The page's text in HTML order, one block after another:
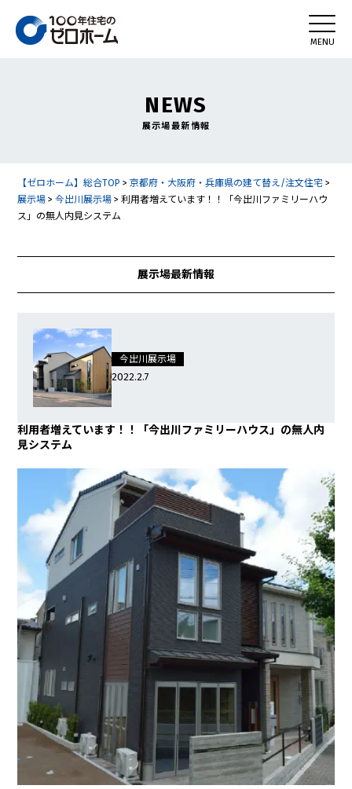
NEWS
展示場最新情報
【ゼロホーム】総合TOP >京都府・大阪府・兵庫県の建て替え/注文住宅 >
展示場 >今出川展示場 >利用者増えています！！「今出川ファミリーハウ
ス」の無人内見システム
展示場最新情報
今出川展示場
2022.2.7
利用者増えています！！「今出川ファミリーハウス」の無人内
見システム